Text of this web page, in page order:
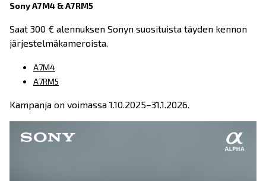
Sony A7M4 & A7RM5
Saat 300 € alennuksen Sonyn suosituista täyden kennon
järjestelmäkameroista.
A7M4
A7RM5
Kampanja on voimassa 1.10.2025–31.1.2026.